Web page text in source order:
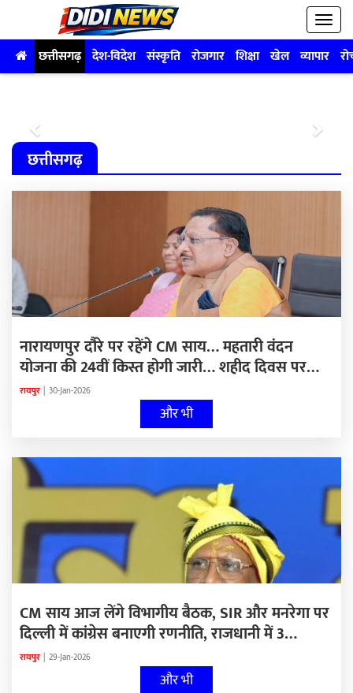
छत्तीसगढ़ देश-विदेश संस्कृति रोजगार शिक्षा खेल व्यापार
Previous Next
छत्तीसगढ़
नारायणपुर दौरे पर रहेंगे CM साय… महतारी वंदन
योजना की 24वीं किस्त होगी जारी… शहीद दिवस पर
शहीदों को दी जाएगी श्रद्धांजलि… धान खरीदी को लेकर
कांग्रेस करेगी प्रदर्शन…
रायपुर | 30-Jan-2026
और भी
CM साय आज लेंगे विभागीय बैठक, SIR और मनरेगा पर
दिल्ली में कांग्रेस बनाएगी रणनीति, राजधानी में 3
दिवसीय रोजगार मेले की शुरुआत…
रायपुर | 29-Jan-2026
और भी